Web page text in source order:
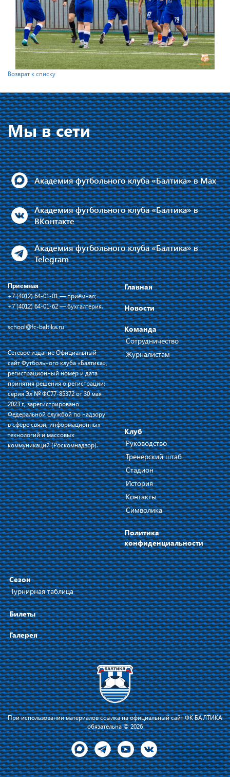
Возврат к списку
Я соглашаюсь с тем, что владелец сайта
использует файлы cookie для повышения
удобства работы на сайте и сервис
Яндекс.Метрика. Оставаясь на сайте, я
Принять
Мы в сети
Академия футбольного клуба «Балтика» в Max
Академия футбольного клуба «Балтика» в
ВКонтакте
Академия футбольного клуба «Балтика» в
Telegram
Приемная
+7 (4012) 64-01-01 — приёмная;
+7 (4012) 64-01-62 — бухгалтерия.
school@fc-baltika.ru
Сетевое издание Официальный
сайт Футбольного клуба «Балтика»,
регистрационный номер и дата
принятия решения о регистрации:
серия Эл № ФС77-85372 от 30 мая
2023 г, зарегистрировано
Федеральной службой по надзору
в сфере связи, информационных
технологий и массовых
коммуникаций (Роскомнадзор).
Главная
Новости
Команда
Сотрудничество
Журналистам
Клуб
Руководство
Тренерский штаб
Стадион
История
Контакты
Символика
Политика
конфиденциальности
Сезон
Турнирная таблица
Билеты
Галерея
При использовании материалов ссылка на официальный сайт ФК БАЛТИКА
обязательна © 2026